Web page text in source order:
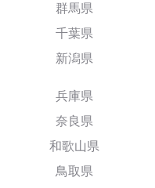
群馬県
千葉県
新潟県
兵庫県
奈良県
和歌山県
鳥取県